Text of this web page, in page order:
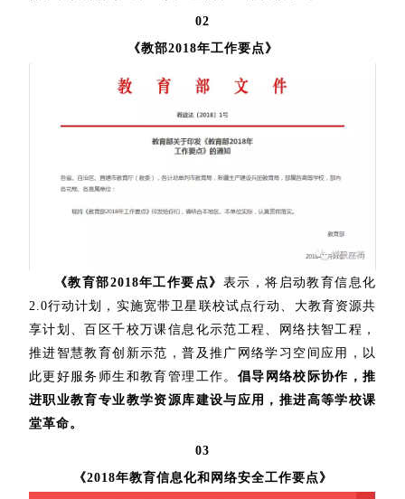
02
《教部2018年工作要点》
《教育部2018年工作要点》 表示，将启动教育信息化
2.0行动计划，实施宽带卫星联校试点行动、大教育资源共
享计划、百区千校万课信息化示范工程、网络扶智工程，
推进智慧教育创新示范，普及推广网络学习空间应用，以
此更好服务师生和教育管理工作。 倡导网络校际协作，推
进职业教育专业教学资源库建设与应用，推进高等学校课
堂革命。
03
《2018年教育信息化和网络安全工作要点》